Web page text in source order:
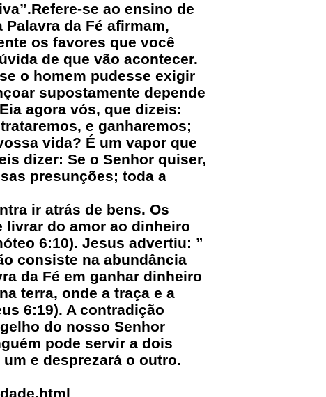
se ao ensino de
da Fé afirmam,
os favores que você
de que vão acontecer.
o homem pudesse exigir
supostamente depende
agora vós, que dizeis:
e ganharemos;
vida? É um vapor que
dizer: Se o Senhor quiser,
presunções; toda a
ir atrás de bens. Os
livrar do amor ao dinheiro
6:10). Jesus advertiu: ”
consiste na abundância
da Fé em ganhar dinheiro
terra, onde a traça e a
6:19). A contradição
do nosso Senhor
pode servir a dois
e desprezará o outro.